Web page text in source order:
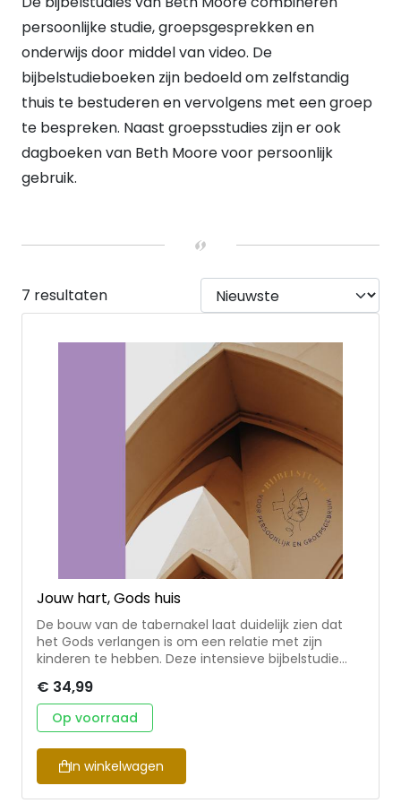
UITVOERING
Paperback (7)
persoonlijke studie, groepsgesprekken en
onderwijs door middel van video. De
bijbelstudieboeken zijn bedoeld om zelfstandig
thuis te bestuderen en vervolgens met een groep
te bespreken. Naast groepsstudies zijn er ook
dagboeken van Beth Moore voor persoonlijk
gebruik.
7 resultaten
Jouw hart, Gods huis
De bouw van de tabernakel laat duidelijk zien dat
het Gods verlangen is om een relatie met zijn
kinderen te hebben. Deze intensieve bijbelstudie
van het gedetailleerde ontwerp en de belangrijke rol
die dit gebouw speelt in Gods eeuwige plan. Ook zie
je de waarde ervan voor je dagelijkse wandel met
God en de geweldige vervulling door Jezus Christus.
Deze studie daagt je uit je hart te maken tot een
heilige plaats waar zijn liefde en heerlijkheid kunnen
neerdalen… tot een woon plaats voor de
€ 34,99
Op voorraad
In winkelwagen